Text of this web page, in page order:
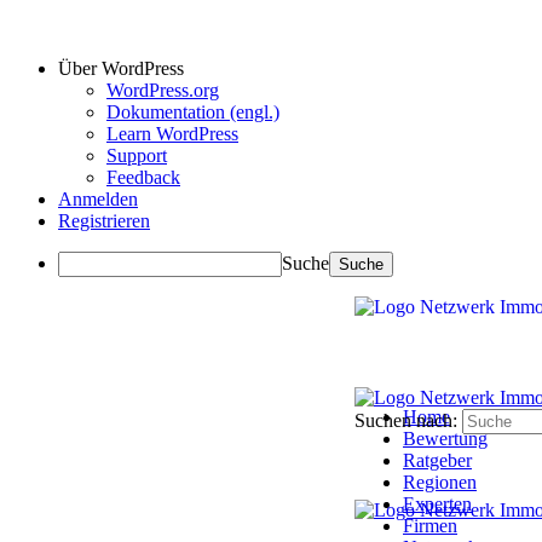
Über WordPress
WordPress.org
Dokumentation (engl.)
Learn WordPress
Support
Feedback
Anmelden
Registrieren
Suche
Home
Bewertung
Ratgeber
Regionen
Experten
Firmen
Suchen nach: